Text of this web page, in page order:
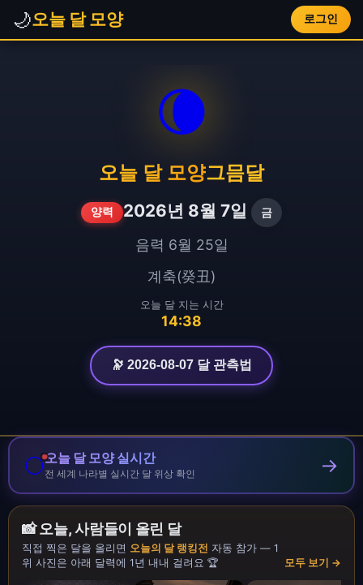
🌙오늘 달 모양 로그인
🌘
오늘 달 모양그믐달
양력 2026년 8월 7일 금
음력 6월 25일
계축(癸丑)
오늘 달 지는 시간
14:38
🔭 2026-08-07 달 관측법
🌕오늘 달 모양 실시간
전 세계 나라별 실시간 달 위상 확인 →
📸 오늘, 사람들이 올린 달
직접 찍은 달을 올리면 오늘의 달 랭킹전 자동 참가 — 1
위 사진은 아래 달력에 1년 내내 걸려요 🏆
모두 보기 →